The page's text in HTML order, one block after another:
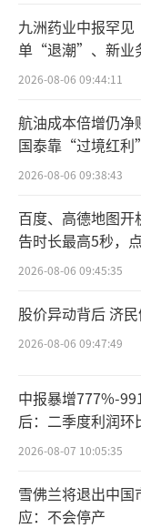
MNC职业
从近几年
的人已经不在
2024年1
康事业部，
医药高级副总
性健康部负责
2024年1
子欣将申请
尔特全球高级
为其新任总经
当国内
规划契合，便
九洲药业中报罕
单“退潮”、新业
难关待闯
2026-08-06 09:44:11
航油成本倍增仍净
国泰靠“过境红
2026-08-06 09:38:43
百度、高德地图
告时长最高5秒，
2026-08-06 09:45:35
股价异动背后 济
2026-08-06 09:47:49
中报暴增777%-
后：二季度利润
是黄金坑还是陷阱？
2026-08-07 10:05:35
雪佛兰将退出中国
应：不会停产